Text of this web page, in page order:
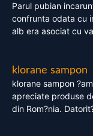
Parul pubian
confrunta odata cu
alb era asociat cu
klorane sampon
klorane sampon
apreciate produse
din Rom?nia.